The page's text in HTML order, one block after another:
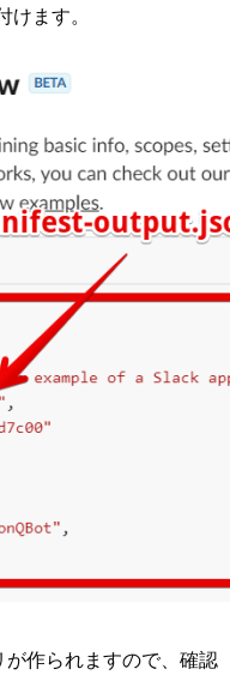
ます。
作られますので、確認